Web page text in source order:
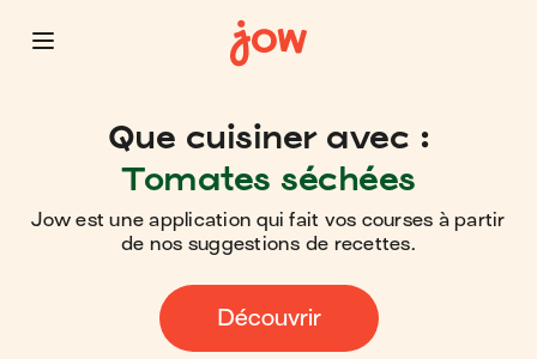
Que cuisiner avec :
Tomates séchées
Jow est une application qui fait vos courses à partir
de nos suggestions de recettes.
Découvrir